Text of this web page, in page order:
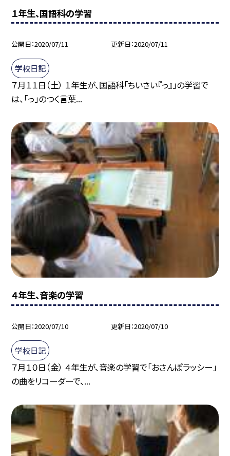
１年生、国語科の学習
公開日 2020/07/11 更新日 2020/07/11
学校日記
７月１１日（土） １年生が、国語科「ちいさい『っ』」の学習で
は、「っ」のつく言葉...
４年生、音楽の学習
公開日 2020/07/10 更新日 2020/07/10
学校日記
７月１０日（金） ４年生が、音楽の学習で「おさんぽラッシー」
の曲をリコーダーで、...